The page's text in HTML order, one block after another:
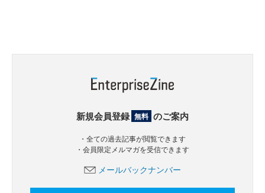
新規会員登録 無料 のご案内
・全ての過去記事が閲覧できます
・会員限定メルマガを受信できます
メールバックナンバー